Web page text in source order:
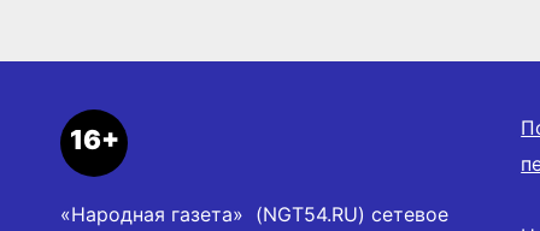
16+
«Народная газета» (NGT54.RU) сетевое